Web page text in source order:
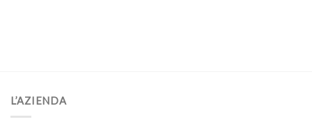
L’AZIENDA